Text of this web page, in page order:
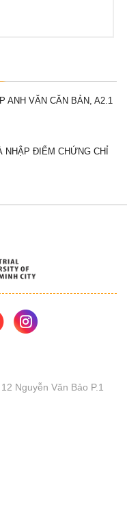
ANH VĂN CĂN BẢN, A2.1
NHẬP ĐIỂM CHỨNG CHỈ
Nguyễn Văn Bảo P.1